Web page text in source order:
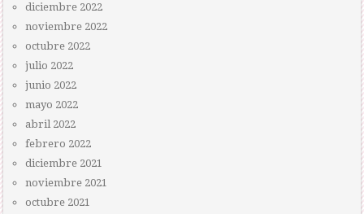
diciembre 2022
noviembre 2022
octubre 2022
julio 2022
junio 2022
mayo 2022
abril 2022
febrero 2022
diciembre 2021
noviembre 2021
octubre 2021